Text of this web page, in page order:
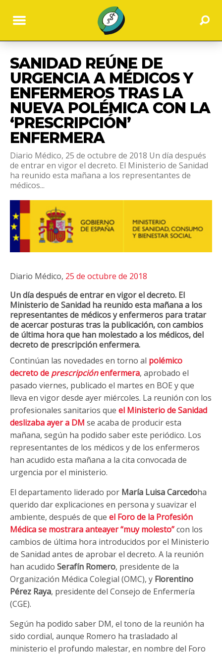
SANIDAD REÚNE DE
URGENCIA A MÉDICOS Y
ENFERMEROS TRAS LA
NUEVA POLÉMICA CON LA
‘PRESCRIPCIÓN’
ENFERMERA
Diario Médico, 25 de octubre de 2018 Un día después
de entrar en vigor el decreto. El Ministerio de Sanidad
ha reunido esta mañana a los representantes de
médicos...
Diario Médico, 25 de octubre de 2018
Un día después de entrar en vigor el decreto. El
Ministerio de Sanidad ha reunido esta mañana a los
representantes de médicos y enfermeros para tratar
de acercar posturas tras la publicación, con cambios
de última hora que han molestado a los médicos, del
decreto de prescripción enfermera.
Continúan las novedades en torno al polémico
decreto de prescripciónenfermera, aprobado el
pasado viernes, publicado el martes en BOE y que
lleva en vigor desde ayer miércoles. La reunión con los
profesionales sanitarios que el Ministerio de Sanidad
deslizaba ayer a DM se acaba de producir esta
mañana, según ha podido saber este periódico. Los
representantes de los médicos y de los enfermeros
han acudido esta mañana a la cita convocada de
urgencia por el ministerio.
El departamento liderado por María Luisa Carcedoha
querido dar explicaciones en persona y suavizar el
ambiente, después de que el Foro de la Profesión
Médica se mostrara anteayer “muy molesto”con los
cambios de última hora introducidos por el Ministerio
de Sanidad antes de aprobar el decreto. A la reunión
han acudido Serafín Romero, presidente de la
Organización Médica Colegial (OMC), y Florentino
Pérez Raya, presidente del Consejo de Enfermería
(CGE).
Según ha podido saber DM, el tono de la reunión ha
sido cordial, aunque Romero ha trasladado al
ministerio el profundo malestar, en nombre del Foro